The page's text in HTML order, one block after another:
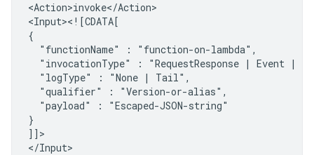
<Action>invoke</Action>
<Input><![CDATA[
"functionName"
:
"invocationType"
: "RequestResponse | Event |
"logType"
: "None |
"qualifier"
:
"payload"
:
"Escaped-JSON-string"
}
]]>
</Input>